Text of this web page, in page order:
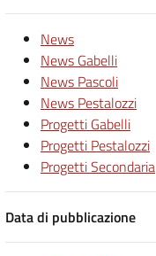
News
News Gabelli
News Pascoli
News Pestalozzi
Progetti Gabelli
Progetti Pestalozzi
Progetti Secondaria
Data di pubblicazione